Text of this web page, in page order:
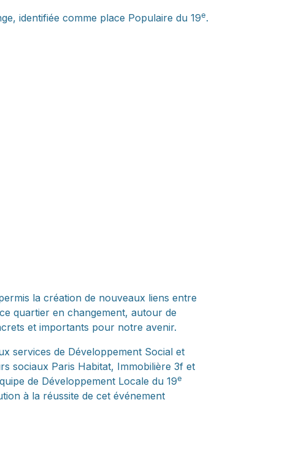
identifiée comme place Populaire du 19e.
la création de nouveaux liens entre
quartier en changement, autour de
et importants pour notre avenir.
services de Développement Social et
sociaux Paris Habitat, Immobilière 3f et
de Développement Locale du 19e
à la réussite de cet événement